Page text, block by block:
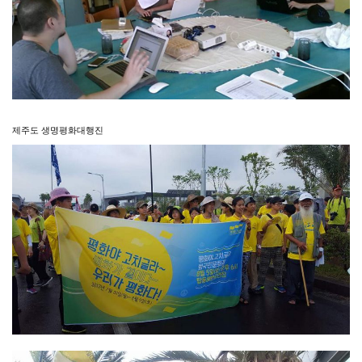
제주도 생명평화대행진